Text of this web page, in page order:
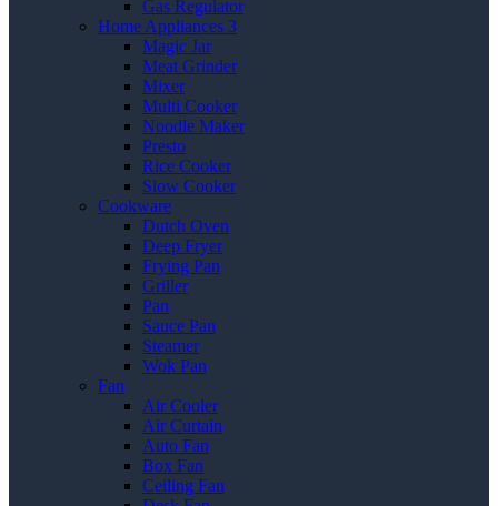
Gas Regulator
Home Appliances 3
Magic Jar
Meat Grinder
Mixer
Multi Cooker
Noodle Maker
Presto
Rice Cooker
Slow Cooker
Cookware
Dutch Oven
Deep Fryer
Frying Pan
Griller
Pan
Sauce Pan
Steamer
Wok Pan
Fan
Air Cooler
Air Curtain
Auto Fan
Box Fan
Ceiling Fan